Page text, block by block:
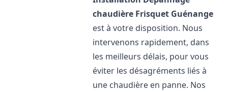
chaudière Frisquet Guénange
est à votre disposition. Nous
intervenons rapidement, dans
les meilleurs délais, pour vous
éviter les désagréments liés à
une chaudière en panne. Nos